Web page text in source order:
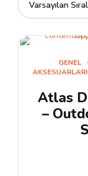
GENEL
AKSESUARLARI
Atlas
–